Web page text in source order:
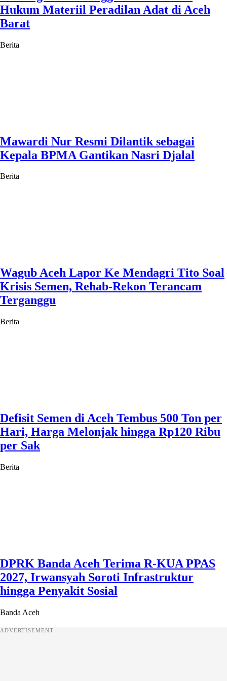
Hukum Materiil Peradilan Adat di Aceh
Barat
Berita
Mawardi Nur Resmi Dilantik sebagai
Kepala BPMA Gantikan Nasri Djalal
Berita
Wagub Aceh Lapor Ke Mendagri Tito Soal
Krisis Semen, Rehab-Rekon Terancam
Terganggu
Berita
Defisit Semen di Aceh Tembus 500 Ton per
Hari, Harga Melonjak hingga Rp120 Ribu
per Sak
Berita
DPRK Banda Aceh Terima R-KUA PPAS
2027, Irwansyah Soroti Infrastruktur
hingga Penyakit Sosial
Banda Aceh
ADVERTISEMENT